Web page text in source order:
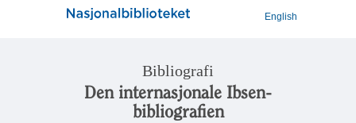
English
Bibliografi
Den internasjonale Ibsen-
bibliografien